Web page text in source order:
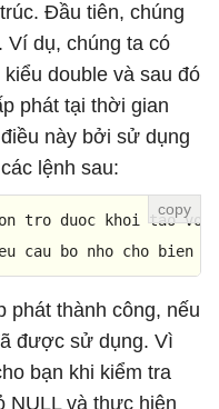
Đầu tiên, chúng
Ví dụ, chúng ta có
double và sau đó
phát tại thời gian
này bởi sử dụng
lệnh sau:
tro duoc khoi tao
cau bo nho cho bien
phát thành công, nếu
được sử dụng. Vì
bạn khi kiểm tra
NULL và thực hiện